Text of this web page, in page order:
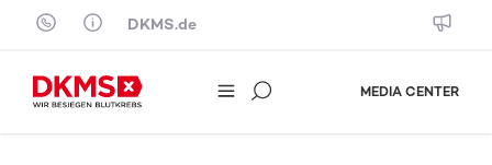
Skip to content
DKMS.de
MEDIA CENTER